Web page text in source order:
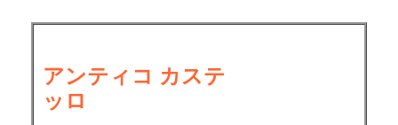
アンティコ カステ
ッロ